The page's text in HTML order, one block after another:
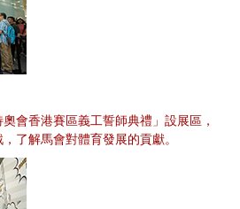
會香港賽區義工誓師典禮」設展區，
了解馬會對體育發展的貢獻。